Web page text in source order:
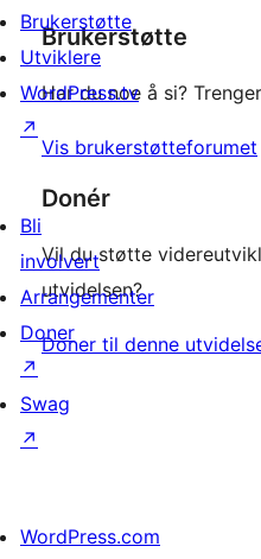
Brukerstøtte
Har du noe å si?
Vis brukerstøtteforumet
Donér
Vil du støtte
utvidelsen?
Doner til denne
Brukerstøtte
Utviklere
WordPress.tv
↗
Bli
involvert
Arrangementer
Doner
↗
Swag
↗
WordPress.com